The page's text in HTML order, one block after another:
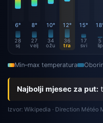
6°
28
sij
8°
27
velj
10°
34
ožu
12°
36
tra
15°
17
svi
5
lip
Min–max temperatura
Najbolji mjesec za put:
Izvor: Wikipedia · Direction Météo